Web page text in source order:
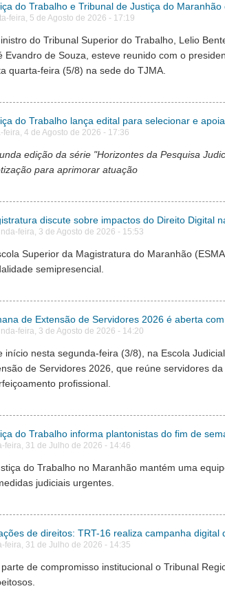
do Trabalho e Tribunal de Justiça do
feira, 5 de Agosto de 2026 - 17:19
do Tribunal Superior do Trabalho, Lelio
Evandro de Souza, esteve reunido com o
quarta-feira (5/8) na sede do TJMA.
do Trabalho lança edital para selecionar e
feira, 4 de Agosto de 2026 - 17:36
edição da série "Horizontes da Pesquisa
para aprimorar atuação
discute sobre impactos do Direito Digital
feira, 3 de Agosto de 2026 - 15:53
Superior da Magistratura do Maranhão
semipresencial.
de Extensão de Servidores 2026 é aberta
feira, 3 de Agosto de 2026 - 14:20
início nesta segunda-feira (3/8), na Escola
de Servidores 2026, que reúne servidores
profissional.
do Trabalho informa plantonistas do fim de
feira, 31 de Julho de 2026 - 14:46
do Trabalho no Maranhão mantém uma
judiciais urgentes.
de direitos: TRT-16 realiza campanha
feira, 31 de Julho de 2026 - 14:35
de compromisso institucional o Tribunal